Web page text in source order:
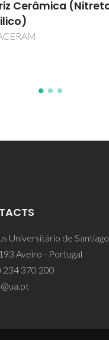
Eutectic Solvents
Universitário de Santiago
Aveiro - Portugal
234 370 200